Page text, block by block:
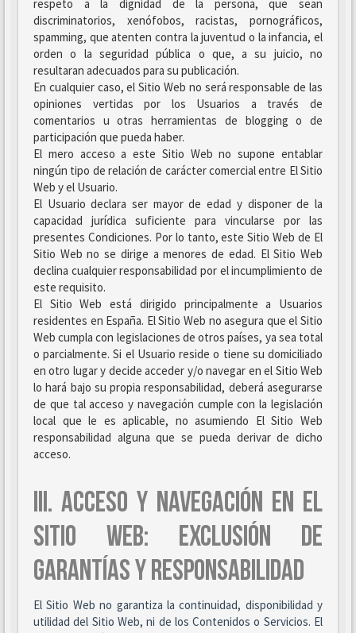
respeto a la dignidad de la persona, que sean
discriminatorios, xenófobos, racistas, pornográficos,
spamming, que atenten contra la juventud o la infancia, el
orden o la seguridad pública o que, a su juicio, no
resultaran adecuados para su publicación.
En cualquier caso, el Sitio Web no será responsable de las
opiniones vertidas por los Usuarios a través de
comentarios u otras herramientas de blogging o de
participación que pueda haber.
El mero acceso a este Sitio Web no supone entablar
ningún tipo de relación de carácter comercial entre El Sitio
Web y el Usuario.
El Usuario declara ser mayor de edad y disponer de la
capacidad jurídica suficiente para vincularse por las
presentes Condiciones. Por lo tanto, este Sitio Web de El
Sitio Web no se dirige a menores de edad. El Sitio Web
declina cualquier responsabilidad por el incumplimiento de
este requisito.
El Sitio Web está dirigido principalmente a Usuarios
residentes en España. El Sitio Web no asegura que el Sitio
Web cumpla con legislaciones de otros países, ya sea total
o parcialmente. Si el Usuario reside o tiene su domiciliado
en otro lugar y decide acceder y/o navegar en el Sitio Web
lo hará bajo su propia responsabilidad, deberá asegurarse
de que tal acceso y navegación cumple con la legislación
local que le es aplicable, no asumiendo El Sitio Web
responsabilidad alguna que se pueda derivar de dicho
acceso.
III. ACCESO Y NAVEGACIÓN EN EL
SITIO WEB: EXCLUSIÓN DE
GARANTÍAS Y RESPONSABILIDAD
El Sitio Web no garantiza la continuidad, disponibilidad y
utilidad del Sitio Web, ni de los Contenidos o Servicios. El